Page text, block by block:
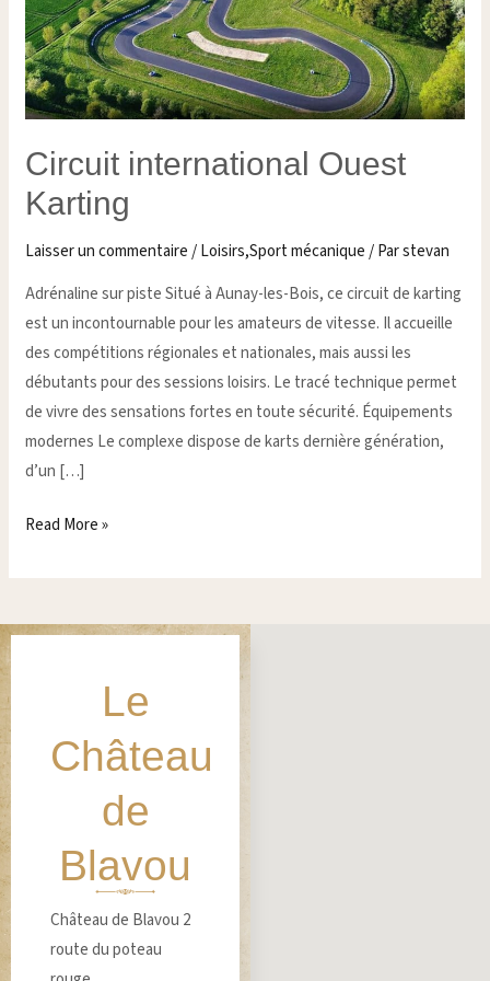
Circuit international Ouest
Karting
Laisser un commentaire/Loisirs,Sport mécanique/ Parstevan
Adrénaline sur piste Situé à Aunay-les-Bois, ce circuit de karting
est un incontournable pour les amateurs de vitesse. Il accueille
des compétitions régionales et nationales, mais aussi les
débutants pour des sessions loisirs. Le tracé technique permet
de vivre des sensations fortes en toute sécurité. Équipements
modernes Le complexe dispose de karts dernière génération,
d’un […]
Read More »
Le
Château
de
Blavou
Château de Blavou 2
route du poteau